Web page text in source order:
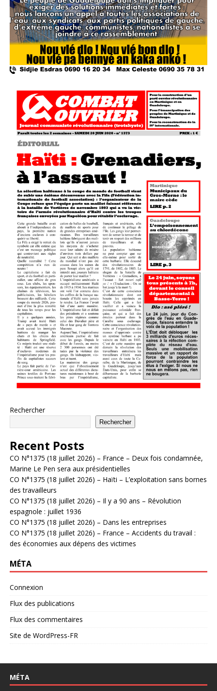
Rechercher
Rechercher
Recent Posts
CO N°1375 (18 juillet 2026) – France – Deux fois condamnée,
Marine Le Pen sera aux présidentielles
CO N°1375 (18 juillet 2026) – Haïti – L’exploitation sans bornes
des travailleurs
CO N°1375 (18 juillet 2026) – Il y a 90 ans – Révolution
espagnole : juillet 1936
CO N°1375 (18 juillet 2026) – Dans les entreprises
CO N°1375 (18 juillet 2026) – France – Accidents du travail :
des économies aux dépens des victimes
MÉTA
Connexion
Flux des publications
Flux des commentaires
Site de WordPress-FR
MÉTA